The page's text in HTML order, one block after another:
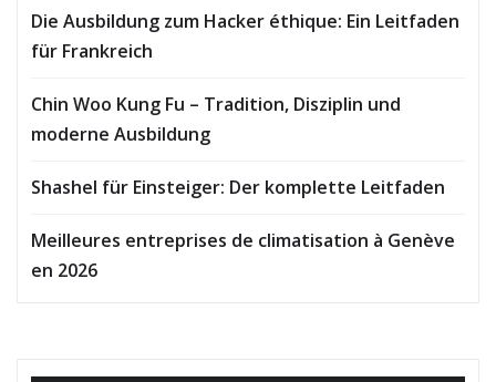
Die Ausbildung zum Hacker éthique: Ein Leitfaden
für Frankreich
Chin Woo Kung Fu – Tradition, Disziplin und
moderne Ausbildung
Shashel für Einsteiger: Der komplette Leitfaden
Meilleures entreprises de climatisation à Genève
en 2026